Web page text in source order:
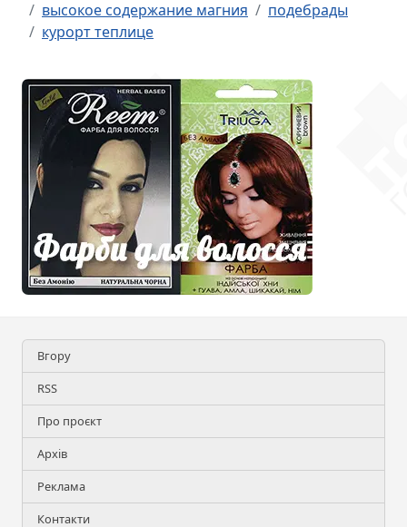
высокое содержание магния
подебрады
курорт теплице
Вгору
RSS
Про проєкт
Архів
Реклама
Контакти